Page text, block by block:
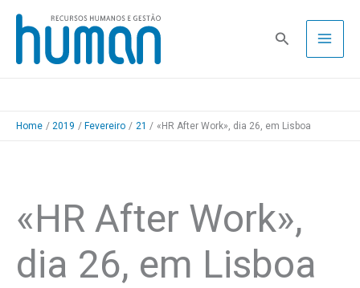
Skip
content
Pesquisa
Home 2019 Fevereiro 21 «HR After Work», dia 26, em Lisboa
«HR After Work»,
dia 26, em Lisboa